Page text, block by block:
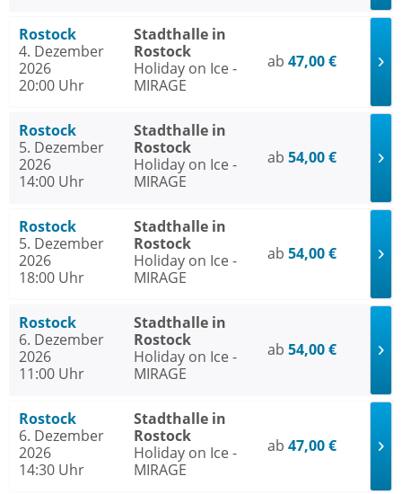
Rostock
4. Dezember
2026
20:00 Uhr
Stadthalle in
Rostock
Holiday on Ice -
MIRAGE
ab 47,00 €
Rostock
5. Dezember
2026
14:00 Uhr
Stadthalle in
Rostock
Holiday on Ice -
MIRAGE
ab 54,00 €
Rostock
5. Dezember
2026
18:00 Uhr
Stadthalle in
Rostock
Holiday on Ice -
MIRAGE
ab 54,00 €
Rostock
6. Dezember
2026
11:00 Uhr
Stadthalle in
Rostock
Holiday on Ice -
MIRAGE
ab 54,00 €
Rostock
6. Dezember
2026
14:30 Uhr
Stadthalle in
Rostock
Holiday on Ice -
MIRAGE
ab 47,00 €